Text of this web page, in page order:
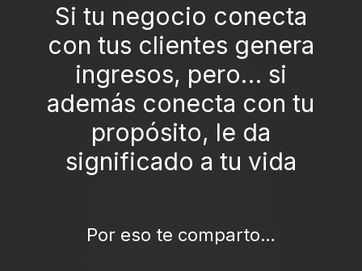
Si tu negocio conecta
con tus clientes genera
ingresos, pero… si
además conecta con tu
propósito, le da
significado a tu vida
Por eso te comparto…